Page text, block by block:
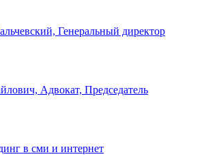
Генеральный директор
Адвокат, Председатель
в сми и интернет